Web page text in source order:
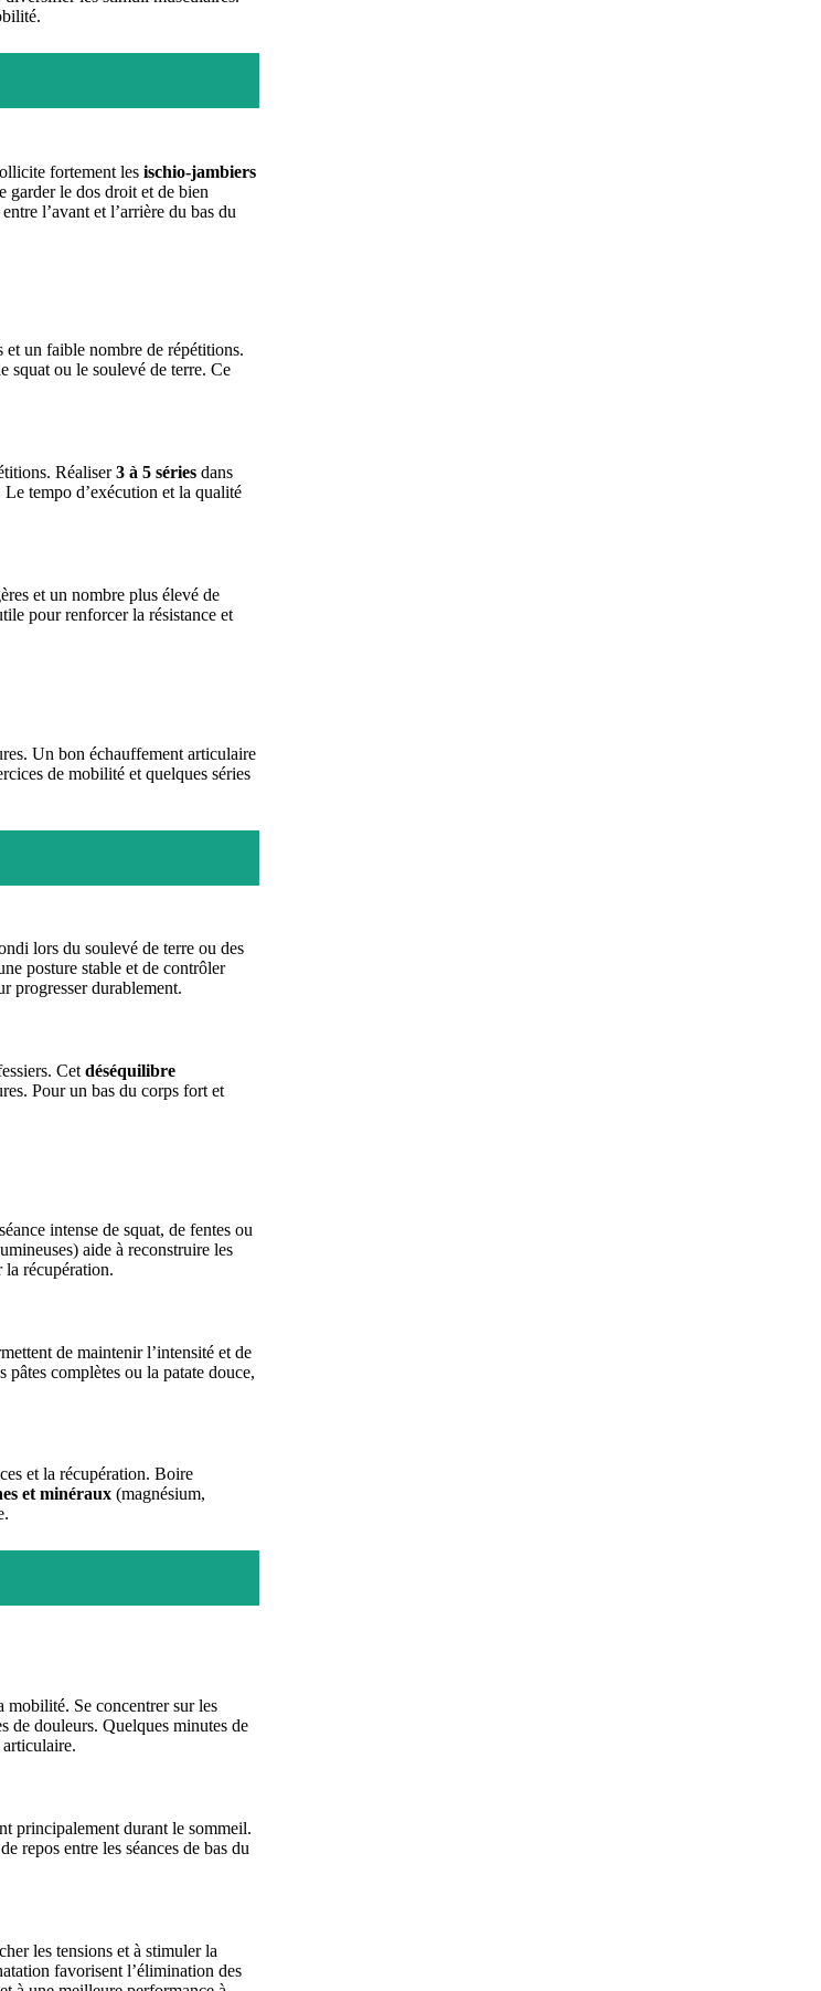
fortement les ischio-jambiers
garder le dos droit et de bien
l’avant et l’arrière du bas du
et un faible nombre de répétitions.
squat ou le soulevé de terre. Ce
Réaliser3 à 5 séries dans
tempo d’exécution et la qualité
et un nombre plus élevé de
pour renforcer la résistance et
Un bon échauffement articulaire
de mobilité et quelques séries
lors du soulevé de terre ou des
posture stable et de contrôler
progresser durablement.
Cet déséquilibre
Pour un bas du corps fort et
intense de squat, de fentes ou
aide à reconstruire les
récupération.
de maintenir l’intensité et de
complètes ou la patate douce,
et la récupération. Boire
et minéraux (magnésium,
mobilité. Se concentrer sur les
de douleurs. Quelques minutes de
principalement durant le sommeil.
repos entre les séances de bas du
les tensions et à stimuler la
favorisent l’élimination des